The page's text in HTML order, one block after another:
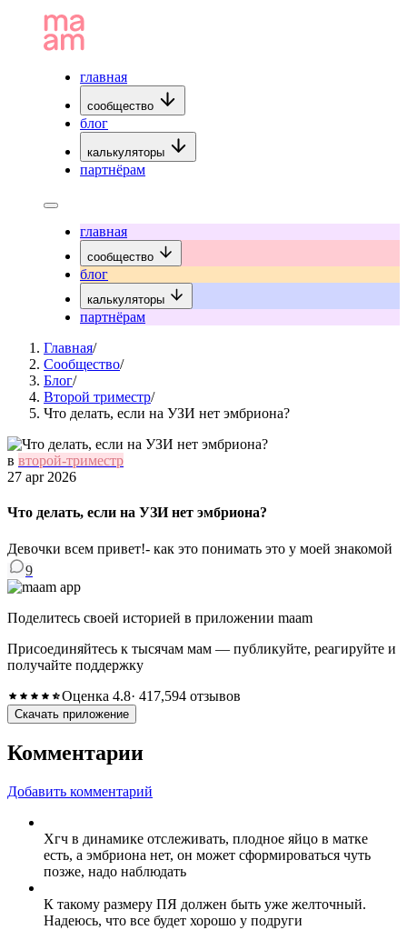
главная
сообщество
блог
калькуляторы
партнёрам
главная
сообщество
блог
калькуляторы
партнёрам
Главная/
Сообщество/
Блог/
Второй триместр/
Что делать, если на УЗИ нет эмбриона?
в второй-триместр
27 apr 2026
Что делать, если на УЗИ нет эмбриона?
Девочки всем привет!- как это понимать это у моей знакомой
9
Поделитесь своей историей в приложении maam
Присоединяйтесь к тысячам мам — публикуйте, реагируйте и
получайте поддержку
Оценка 4.8· 417,594 отзывов
Скачать приложение
Комментарии
Добавить комментарий
Хгч в динамике отслеживать, плодное яйцо в матке
есть, а эмбриона нет, он может сформироваться чуть
позже, надо наблюдать
К такому размеру ПЯ должен быть уже желточный.
Надеюсь, что все будет хорошо у подруги